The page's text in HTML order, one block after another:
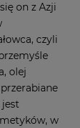
on z Azji
czyli
olej
w